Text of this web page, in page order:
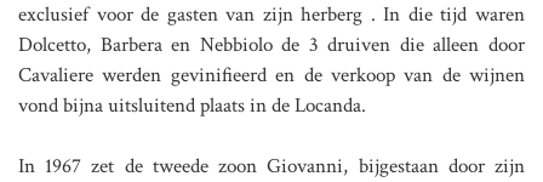
exclusief voor de gasten van zijn herberg . In die tijd waren
Dolcetto, Barbera en Nebbiolo de 3 druiven die alleen door
Cavaliere werden gevinifieerd en de verkoop van de wijnen
vond bijna uitsluitend plaats in de Locanda.
In 1967 zet de tweede zoon Giovanni, bijgestaan door zijn